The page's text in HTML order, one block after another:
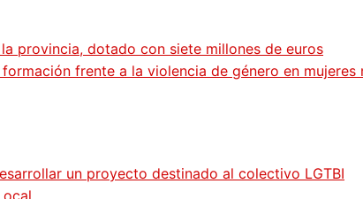
provincia, dotado con siete millones de euros
frente a la violencia de género en mujeres
un proyecto destinado al colectivo LGTBI